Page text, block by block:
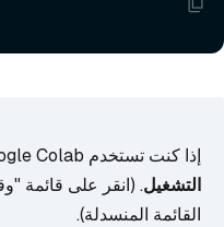
إذا كنت تستخدم Google Colab، لتمكين التبعيات المثبتة للتو، قد تحتاج إلى
التشغيل. (انقر على قائمة
القائمة المنسدلة).